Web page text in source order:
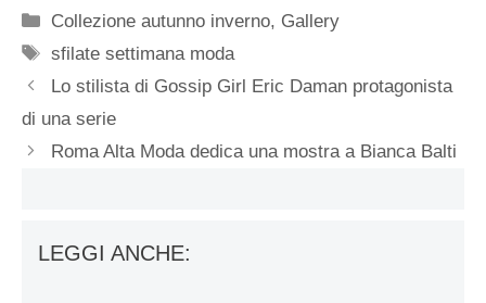
Categorie
Collezione autunno inverno, Gallery
Tag
sfilate settimana moda
Lo stilista di Gossip Girl Eric Daman protagonista
di una serie
Roma Alta Moda dedica una mostra a Bianca Balti
LEGGI ANCHE: